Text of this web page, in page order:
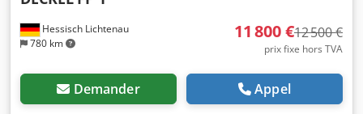
Hessisch Lichtenau
780 km
11 800 €12 500 €
prix fixe hors TVA
Demander Appel